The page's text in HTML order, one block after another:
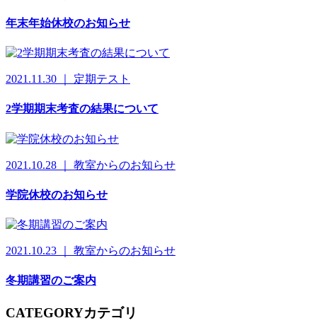
年末年始休校のお知らせ
2021.11.30 ｜ 定期テスト
2学期期末考査の結果について
2021.10.28 ｜ 教室からのお知らせ
学院休校のお知らせ
2021.10.23 ｜ 教室からのお知らせ
冬期講習のご案内
CATEGORYカテゴリ